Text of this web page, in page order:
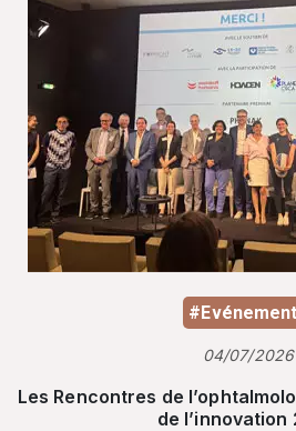
04/07/2026
Les Rencontres de
de l’innovation